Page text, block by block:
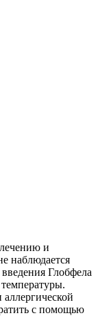
и
наблюдается
Глобфела
с помощью